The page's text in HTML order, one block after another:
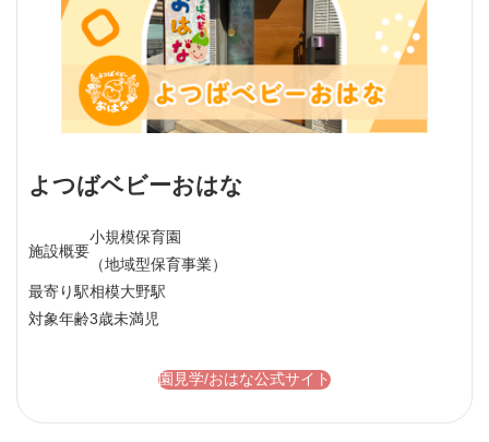
よつばベビーおはな
施設概要
小規模保育園
（地域型保育事業）
最寄り駅相模大野駅
対象年齢3歳未満児
園見学/おはな公式サイト